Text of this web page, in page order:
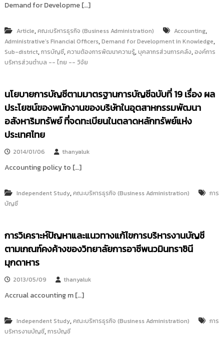
Demand for Developme […]
Article,คณะบริหารธุรกิจ (Business Administration) Accounting,
Administrative’s Financial Officers,Demand for Development in Knowledge,
Sub-district,การบัญชี,ความต้องการพัฒนาความรู้,บุคลากรส่วนการคลัง,องค์การ
บริหารส่วนตำบล -- ไทย -- วิจัย
นโยบายการบัญชีตามมาตรฐานการบัญชีฉบับที่ 19 เรื่อง ผล
ประโยชน์ของพนักงานของบริษัทในอุตสาหกรรมพัฒนา
อสังหาริมทรัพย์ ที่จดทะเบียนในตลาดหลักทรัพย์แห่ง
ประเทศไทย
2014/01/06 thanyaluk
Accounting policy to […]
Independent Study,คณะบริหารธุรกิจ (Business Administration)
การ
บัญชี
การวิเคราะห์ปัญหาและแนวทางแก้ไขการบริหารงานบัญชี
ตามเกณฑ์คงค้างของวิทยาลัยการอาชีพนวมินทราชินี
มุกดาหาร
2013/05/09 thanyaluk
Accrual accounting m […]
Independent Study,คณะบริหารธุรกิจ (Business Administration)
การ
บริหารงานบัญชี,การบัญชี